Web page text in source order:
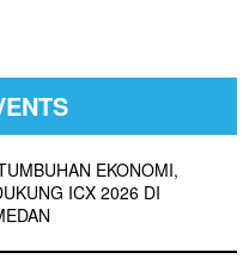
EKONOMI,
ICX 2026 DI